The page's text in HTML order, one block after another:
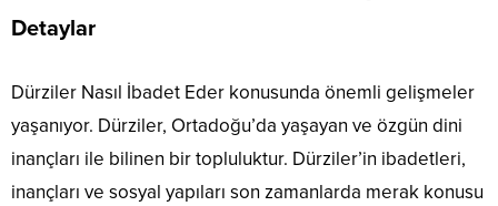
Detaylar
Dürziler Nasıl İbadet Eder konusunda önemli gelişmeler
yaşanıyor. Dürziler, Ortadoğu’da yaşayan ve özgün dini
inançları ile bilinen bir topluluktur. Dürziler’in ibadetleri,
inançları ve sosyal yapıları son zamanlarda merak konusu